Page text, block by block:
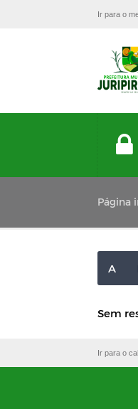
Ir para o
Página
A
Sem
Ir para o